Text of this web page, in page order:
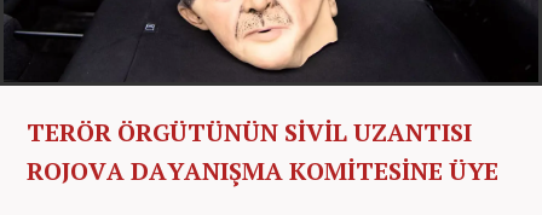
TERÖR ÖRGÜTÜNÜN SİVİL UZANTISI
ROJOVA DAYANIŞMA KOMİTESİNE ÜYE